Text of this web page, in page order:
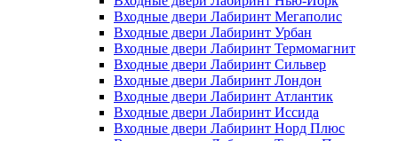
Входные двери Лабиринт Мегаполис
Входные двери Лабиринт Урбан
Входные двери Лабиринт Термомагнит
Входные двери Лабиринт Сильвер
Входные двери Лабиринт Лондон
Входные двери Лабиринт Атлантик
Входные двери Лабиринт Иссида
Входные двери Лабиринт Норд Плюс